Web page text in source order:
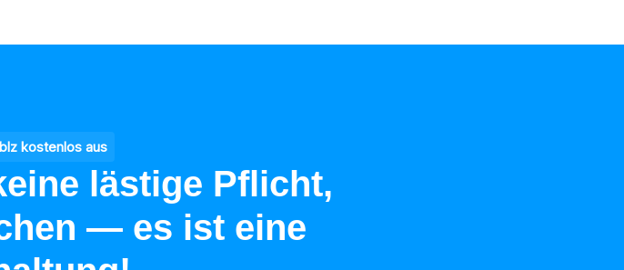
kostenlos aus
lästige Pflicht,
— es ist eine